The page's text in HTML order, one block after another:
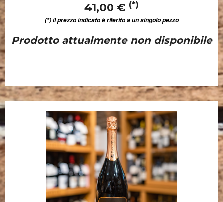
41,00 € (*)
(*) il prezzo indicato è riferito a un singolo pezzo
Prodotto attualmente non disponibile